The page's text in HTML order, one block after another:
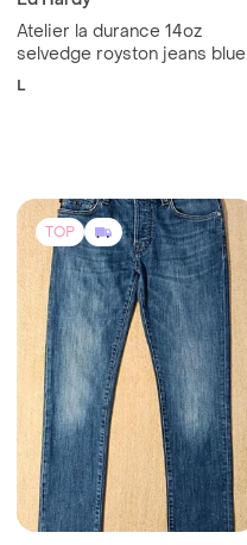
Atelier la durance 14oz
selvedge royston jeans blue
32/35
L
TOP